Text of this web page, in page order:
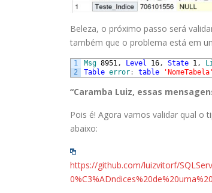
Beleza, o próximo passo será
também que o problema está em
1
2
Msg 8951, Level 16, State 1,
Table error : table 'NomeTabela'
“Caramba Luiz, essas
Pois é! Agora vamos validar qual o
abaixo:
https://github.com/luizvitorf/